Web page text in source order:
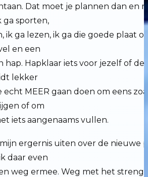
Dat moet je plannen dan en
ga sporten,
ik ga lezen, ik ga die goede plaat
en een
hap. Hapklaar iets voor jezelf of
lekker
echt MEER gaan doen om eens
of om
iets aangenaams vullen.
ergernis uiten over de nieuwe
daar even
weg ermee. Weg met het